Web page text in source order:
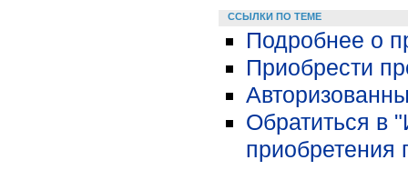
ССЫЛКИ ПО ТЕМЕ
Подробнее о
Приобрести
Обратиться в
приобретения